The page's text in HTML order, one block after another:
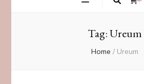
Tag:Ureum
Home / Ureum